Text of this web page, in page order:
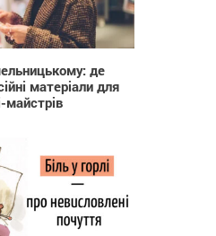
15
де
матеріали для
майстрів